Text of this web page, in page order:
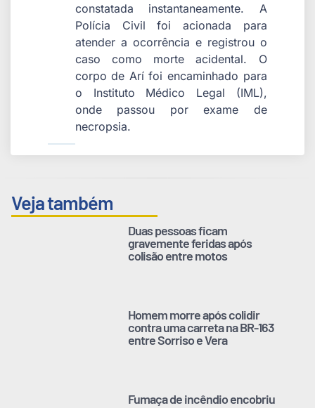
constatada instantaneamente. A
Polícia Civil foi acionada para
atender a ocorrência e registrou o
caso como morte acidental. O
corpo de Arí foi encaminhado para
o Instituto Médico Legal (IML),
onde passou por exame de
necropsia.
Veja também
Duas pessoas ficam
gravemente feridas após
colisão entre motos
Homem morre após colidir
contra uma carreta na BR-163
entre Sorriso e Vera
Fumaça de incêndio encobriu